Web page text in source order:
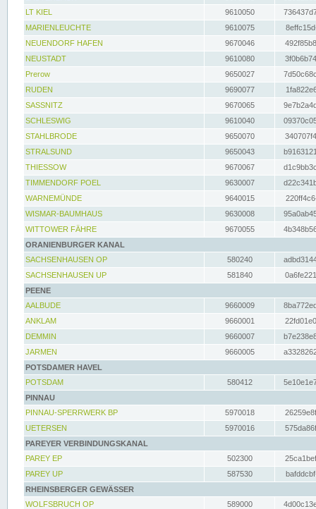
LT KIEL
9610050
MARIENLEUCHTE
9610075
NEUENDORF HAFEN
9670046
NEUSTADT
9610080
Prerow
9650027
RUDEN
9690077
SASSNITZ
9670065
SCHLESWIG
9610040
STAHLBRODE
9650070
STRALSUND
9650043
THIESSOW
9670067
TIMMENDORF POEL
9630007
WARNEMÜNDE
9640015
WISMAR-BAUMHAUS
9630008
WITTOWER FÄHRE
9670055
ORANIENBURGER KANAL
SACHSENHAUSEN OP
580240
SACHSENHAUSEN UP
581840
PEENE
AALBUDE
9660009
ANKLAM
9660001
DEMMIN
9660007
JARMEN
9660005
POTSDAMER HAVEL
POTSDAM
580412
PINNAU
PINNAU-SPERRWERK BP
5970018
UETERSEN
5970016
PAREYER VERBINDUNGSKANAL
PAREY EP
502300
PAREY UP
587530
RHEINSBERGER GEWÄSSER
WOLFSBRUCH OP
589000